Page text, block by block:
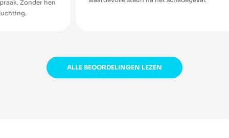
ALLE BEOORDELINGEN LEZEN